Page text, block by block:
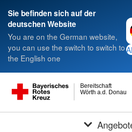
Sie befinden sich auf der
deutschen Website
You are on the German website,
you can use the switch to switch to
the English one
Wörth a.d. Donau
Bereitschaft